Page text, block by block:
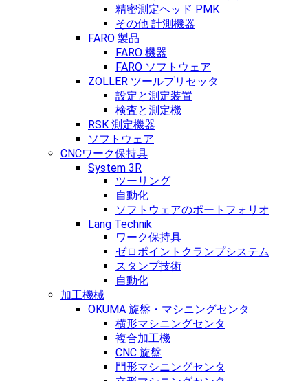
精密測定ヘッド PMK
その他 計測機器
FARO 製品
FARO 機器
FARO ソフトウェア
ZOLLER ツールプリセッタ
設定と測定装置
検査と測定機
RSK 測定機器
ソフトウェア
CNCワーク保持具
System 3R
ツーリング
自動化
ソフトウェアのポートフォリオ
Lang Technik
ワーク保持具
ゼロポイントクランプシステム
スタンプ技術
自動化
加工機械
OKUMA 旋盤・マシニングセンタ
横形マシニングセンタ
複合加工機
CNC 旋盤
門形マシニングセンタ